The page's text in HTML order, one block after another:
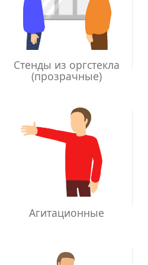
Стенды из оргстекла
(прозрачные)
Агитационные